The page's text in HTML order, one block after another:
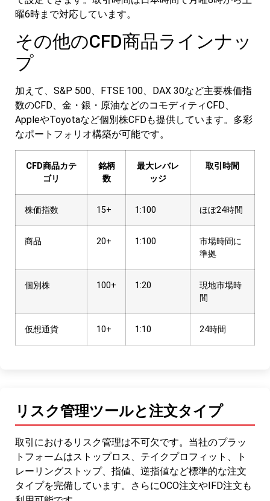
曜6時まで対応しています。
その他のCFD商品ラインナッ
プ
加えて、S&P 500、FTSE 100、DAX 30など主要株価指
数のCFD、金・銀・原油などのコモディティCFD、
AppleやToyotaなど個別株CFDも提供しています。多彩
なポートフォリオ構築が可能です。
CFD商品カテ
ゴリ
銘柄
数
最大レバレ
ッジ
取引時間
株価指数 15+ 1:100 ほぼ24時間
商品 20+ 1:100
市場時間に
準拠
個別株 100+ 1:20
現地市場時
間
仮想通貨 10+ 1:10 24時間
リスク管理ツールと注文タイプ
取引におけるリスク管理は不可欠です。当社のプラッ
トフォームはストップロス、テイクプロフィット、ト
レーリングストップ、指値、逆指値など標準的な注文
タイプを完備しています。さらにOCO注文やIFD注文も